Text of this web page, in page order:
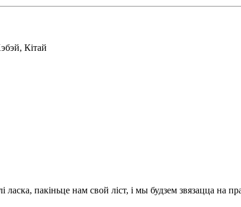
Кітай
пакіньце нам свой ліст, і мы будзем звязацца на